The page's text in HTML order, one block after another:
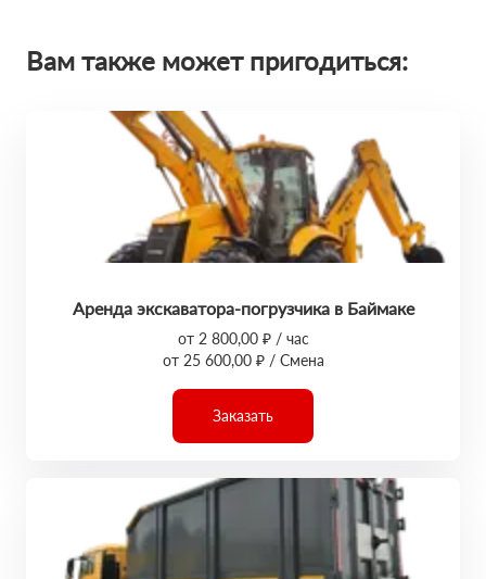
Вам также может пригодиться:
Аренда экскаватора-погрузчика в Баймаке
от 2 800,00 ₽ / час
от 25 600,00 ₽ / Смена
Заказать